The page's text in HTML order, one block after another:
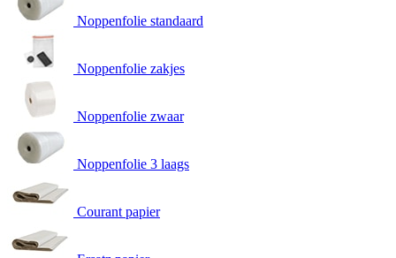
Noppenfolie standaard
Noppenfolie zakjes
Noppenfolie zwaar
Noppenfolie 3 laags
Courant papier